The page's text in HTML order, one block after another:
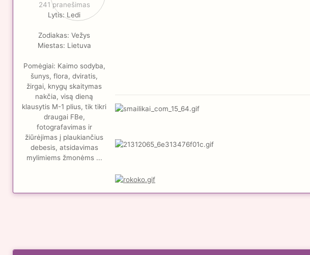
241 pranešimas
Lytis: Ledi
Zodiakas: Vežys
Miestas: Lietuva
Pomėgiai: Kaimo sodyba,
šunys, flora, dviratis,
žirgai, knygų skaitymas
nakčia, visą dieną
klausytis M-1 plius, tik tikri
draugai FBe,
fotografavimas ir
žiūrėjimas į plaukiančius
debesis, atsidavimas
mylimiems žmonėms ...